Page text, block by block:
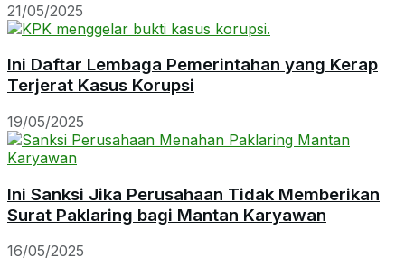
21/05/2025
Ini Daftar Lembaga Pemerintahan yang Kerap
Terjerat Kasus Korupsi
19/05/2025
Ini Sanksi Jika Perusahaan Tidak Memberikan
Surat Paklaring bagi Mantan Karyawan
16/05/2025